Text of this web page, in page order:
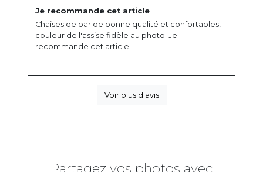
Je recommande cet article
Chaises de bar de bonne qualité et confortables,
couleur de l'assise fidèle au photo. Je
recommande cet article!
Voir plus d'avis
Partagez vos photos avec